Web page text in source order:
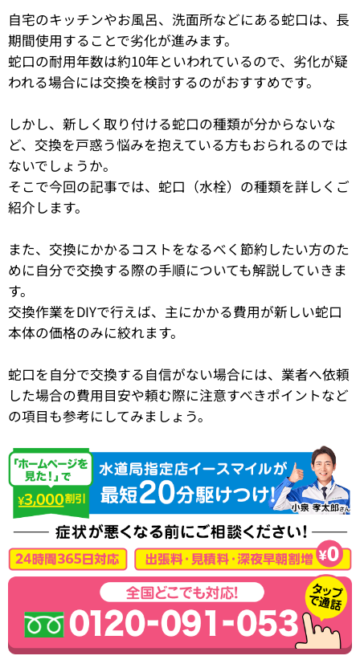
自宅のキッチンやお風呂、洗面所などにある蛇口は、長
期間使用することで劣化が進みます。
蛇口の耐用年数は約10年といわれているので、劣化が疑
われる場合には交換を検討するのがおすすめです。
しかし、新しく取り付ける蛇口の種類が分からないな
ど、交換を戸惑う悩みを抱えている方もおられるのでは
ないでしょうか。
そこで今回の記事では、蛇口（水栓）の種類を詳しくご
紹介します。
また、交換にかかるコストをなるべく節約したい方のた
めに自分で交換する際の手順についても解説していきま
す。
交換作業をDIYで行えば、主にかかる費用が新しい蛇口
本体の価格のみに絞れます。
蛇口を自分で交換する自信がない場合には、業者へ依頼
した場合の費用目安や頼む際に注意すべきポイントなど
の項目も参考にしてみましょう。